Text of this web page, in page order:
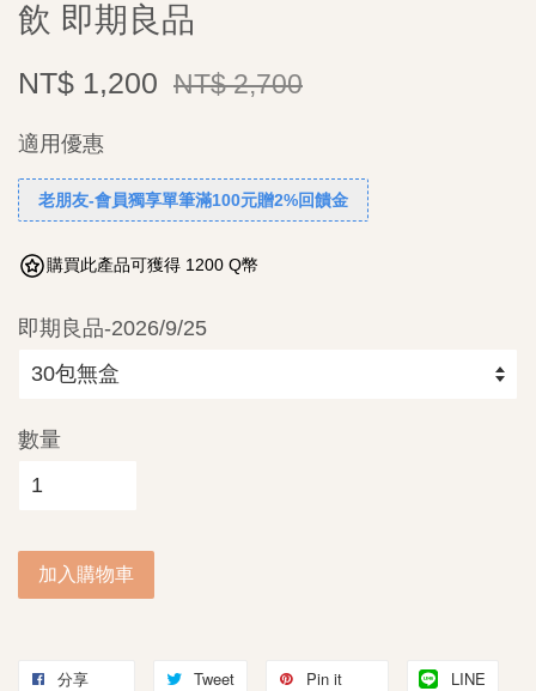
飲 即期良品
NT$ 1,200 NT$ 2,700
適用優惠
老朋友-會員獨享單筆滿100元贈2%回饋金
購買此產品可獲得 1200 Q幣
即期良品-2026/9/25
數量
加入購物車
分享 Tweet Pin it LINE